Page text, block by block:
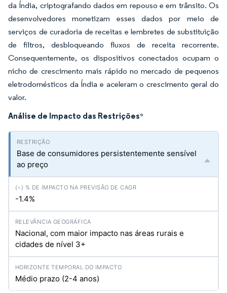
da Índia, criptografando dados em repouso e em trânsito. Os
desenvolvedores monetizam esses dados por meio de
serviços de curadoria de receitas e lembretes de substituição
de filtros, desbloqueando fluxos de receita recorrente.
Consequentemente, os dispositivos conectados ocupam o
nicho de crescimento mais rápido no mercado de pequenos
eletrodomésticos da Índia e aceleram o crescimento geral do
valor.
Análise de Impacto das Restrições*
Base de consumidores persistentemente sensível
ao preço
-1.4%
Nacional, com maior impacto nas áreas rurais e
cidades de nível 3+
Médio prazo (2-4 anos)